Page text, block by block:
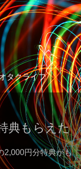
タクライフ
典もらえた
2,000円分特典がも